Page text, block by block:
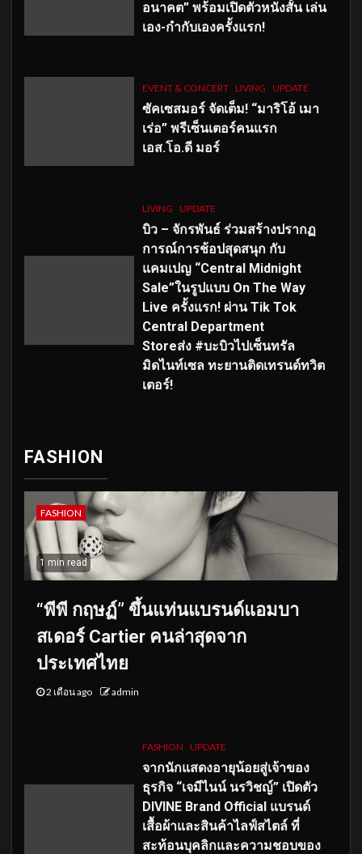
อนาคต” พร้อมเปิดตัวหนังสั้น เล่น
เอง-กำกับเองครั้งแรก!
EVENT & CONCERT LIVING UPDATE
ซัคเซสมอร์ จัดเต็ม! “มาริโอ้ เมา
เร่อ” พรีเซ็นเตอร์คนแรก
เอส.โอ.ดี มอร์
LIVING UPDATE
บิว – จักรพันธ์ ร่วมสร้างปรากฏ
การณ์การช้อปสุดสนุก กับ
แคมเปญ “Central Midnight
Sale”ในรูปแบบ On The Way
Live ครั้งแรก! ผ่าน Tik Tok
Central Department
Storeส่ง #บะบิวไปเซ็นทรัล
มิดไนท์เซล ทะยานติดเทรนด์ทวิต
เตอร์!
FASHION
FASHION
1 min read
“พีพี กฤษฏ์” ขึ้นแท่นแบรนด์แอมบา
สเดอร์ Cartier คนล่าสุดจาก
ประเทศไทย
2 เดือน ago admin
FASHION UPDATE
จากนักแสดงอายุน้อยสู่เจ้าของ
ธุรกิจ “เจมีไนน์ นรวิชญ์” เปิดตัว
DIVINE Brand Official แบรนด์
เสื้อผ้าและสินค้าไลฟ์สไตล์ ที่
สะท้อนบุคลิกและความชอบของ